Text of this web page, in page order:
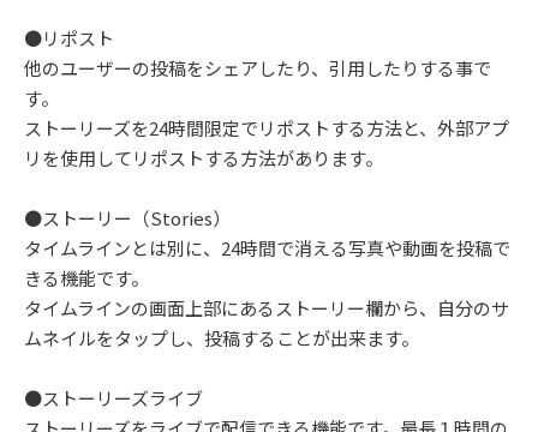
●リポスト
他のユーザーの投稿をシェアしたり、引用したりする事で
す。
ストーリーズを24時間限定でリポストする方法と、外部アプ
リを使用してリポストする方法があります。
●ストーリー（Stories）
タイムラインとは別に、24時間で消える写真や動画を投稿で
きる機能です。
タイムラインの画面上部にあるストーリー欄から、自分のサ
ムネイルをタップし、投稿することが出来ます。
●ストーリーズライブ